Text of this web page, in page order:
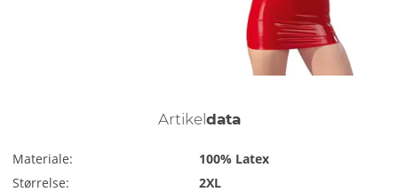
Artikeldata
Materiale:
100% Latex
Størrelse:
2XL